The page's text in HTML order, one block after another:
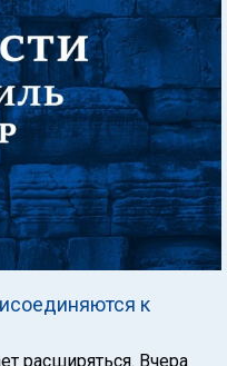
к
расширяться. Вчера